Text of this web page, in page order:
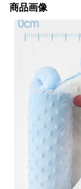
商品画像